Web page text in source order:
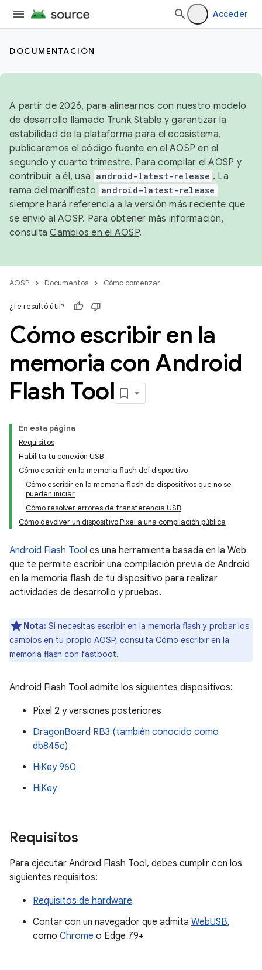
Acceder
DOCUMENTACIÓN
A partir de 2026, para alinearnos con nuestro modelo
de desarrollo llamado Trunk Stable y garantizar la
estabilidad de la plataforma para el ecosistema,
publicaremos el código fuente en el AOSP en el
segundo y cuarto trimestre. Para compilar el AOSP y
contribuir a él, usa android-latest-release . La
rama del manifiesto android-latest-release
siempre hará referencia a la versión más reciente que
se envió al AOSP. Para obtener más información,
consultaCambios en el AOSP.
AOSP Documentos Cómo comenzar
¿Te resultó útil?
Cómo escribir en la
memoria con Android
Flash Tool
En esta página
Requisitos
Habilita tu conexión USB
Cómo escribir en la memoria flash del dispositivo
Cómo escribir en la memoria flash de dispositivos que no se
pueden iniciar
Cómo resolver errores de transferencia USB
Cómo devolver un dispositivo Pixel a una compilación pública
Android Flash Tool es una herramienta basada en la Web
que te permite escribir una compilación previa de Android
en la memoria flash de tu dispositivo para realizar
actividades de desarrollo y pruebas.
Nota: Si necesitas escribir en la memoria flash y probar los
cambios en tu propio AOSP, consulta Cómo escribir en la
memoria flash con fastboot.
Android Flash Tool admite los siguientes dispositivos:
Pixel 2 y versiones posteriores
DragonBoard RB3 (también conocido como
db845c)
HiKey 960
HiKey
Requisitos
Para ejecutar Android Flash Tool, debes cumplir con los
siguientes requisitos:
Requisitos de hardware
Contar con un navegador que admita WebUSB,
como Chrome o Edge 79+